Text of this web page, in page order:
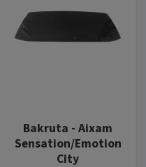
Bakruta - Aixam
Sensation/Emotion
City